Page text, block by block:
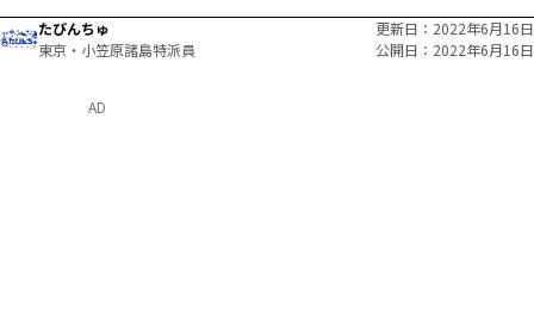
たびんちゅ
東京・小笠原諸島特派員
更新日
2022年6月16日
公開日
2022年6月16日
AD